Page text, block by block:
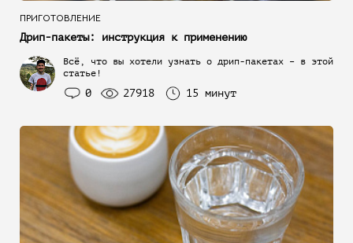
ПРИГОТОВЛЕНИЕ
Дрип-пакеты: инструкция к применению
Всё, что вы хотели узнать о дрип-пакетах – в этой
статье!
0 27918 15 минут